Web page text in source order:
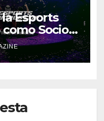
Esports
Socio